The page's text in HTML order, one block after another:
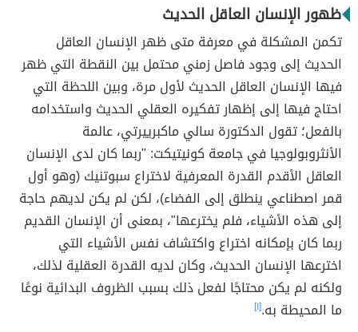
ظهور الإنسان العاقل الحديث
تكمن المشكلة في معرفة متى ظهر الإنسان العاقل
الحديث إلى وجود فاصل زمني محتمل بين النقطة التي ظهر
فيها الإنسان العاقل الحديث لأول مرة، وبين اللحظة التي
احتاج فيها إلى إظهار تفكيره العقلي الحديث واستخدامه
بالفعل؛ تقول الدكتورة سالي ماكبرييرتي، عالمة
الأنثروبولوجيا في جامعة كونيتيكت: "ربما كان لدى الإنسان
العاقل الأقدم القدرة المعرفية لاختراع سبوتنيك (وهو أول
قمر اصطناعي ينطلق إلى الفضاء)، لكن لم يكن لديهم حاجة
إلى هذه الأشياء، فلم يخترعها"، بمعنى أن الإنسان القديم
ربما كان بإمكانه اختراع واكتشاف نفس الأشياء التي
اخترعها الإنسان الحديث، وكان لديه القدرة العقلية لذلك،
ولكنه لم يكن محتاجًا لفعل ذلك بسبب الظروف البدائية نوعًا
ما المحيطة به.[١]